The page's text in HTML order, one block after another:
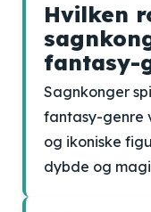
Hvilken
fantasy-
Sagnkonger
fantasy-genre
og ikoniske
dybde og